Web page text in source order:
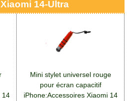
14-Ultra
14
Mini stylet universel rouge
pour écran capacitif
iPhone:Accessoires Xiaomi 14